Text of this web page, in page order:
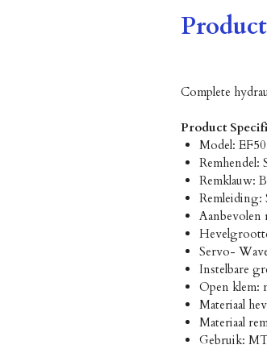
Complete
Product
Model:
Remhendel:
Remklauw:
Remleiding:
Aanbevolen
Servo-
Instelbare
Open klem:
Materiaal
Materiaal
Gebruik: